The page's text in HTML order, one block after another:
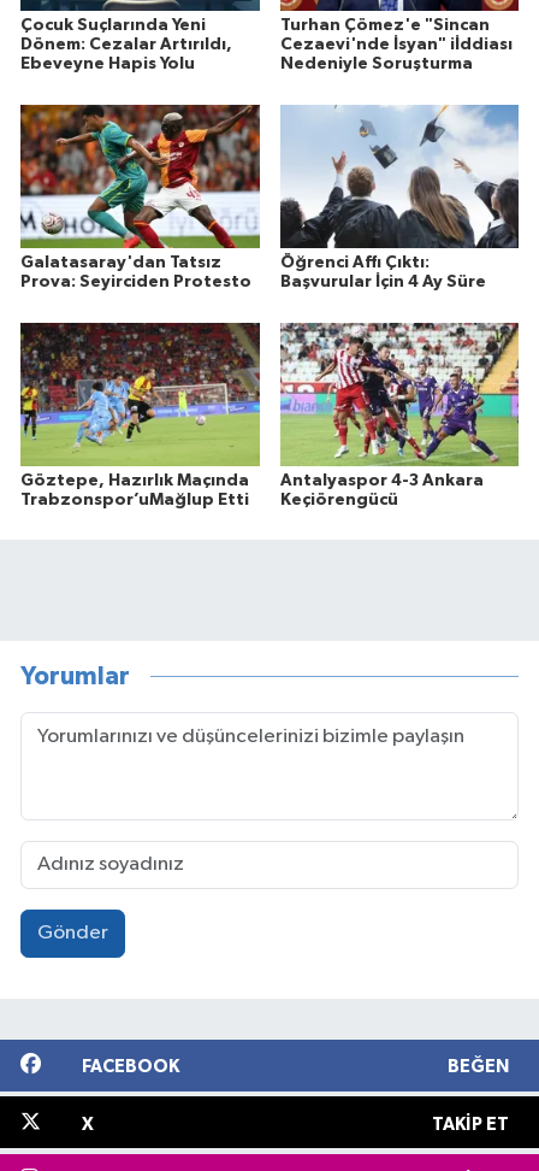
Çocuk Suçlarında Yeni
Dönem: Cezalar Artırıldı,
Ebeveyne Hapis Yolu
Turhan Çömez'e "Sincan
Cezaevi'nde İsyan" iİddiası
Nedeniyle Soruşturma
Galatasaray'dan Tatsız
Prova: Seyirciden Protesto
Öğrenci Affı Çıktı:
Başvurular İçin 4 Ay Süre
Göztepe, Hazırlık Maçında
Trabzonspor’uMağlup Etti
Antalyaspor 4-3 Ankara
Keçiörengücü
Yorumlar
Gönder
FACEBOOK BEĞEN
X TAKIP ET